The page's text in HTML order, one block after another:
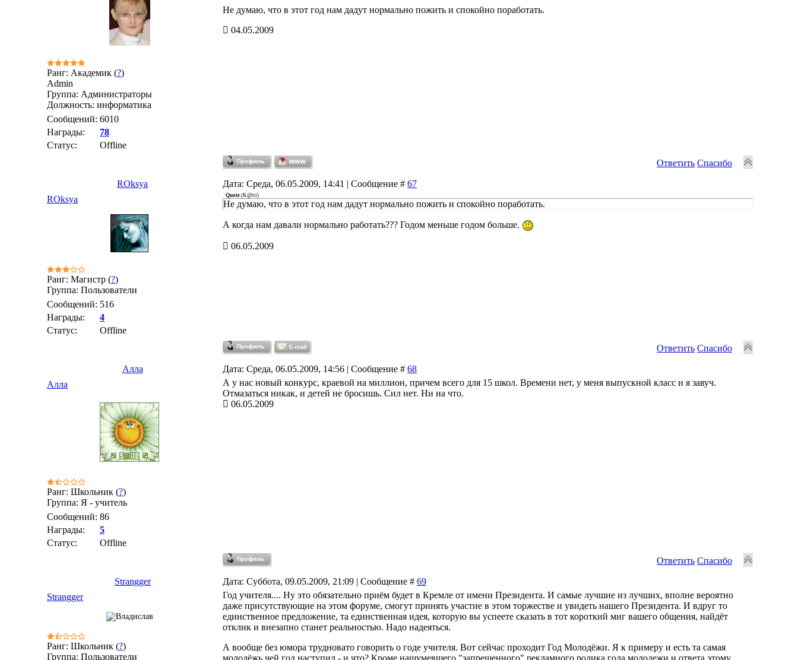
Ранг: Академик (?)
Admin
Группа: Администраторы
Должность: информатика
Сообщений: 6010
Награды:
78
Статус:
Offline
Не думаю, что в этот год нам дадут нормально пожить и спокойно поработать.
04.05.2009
Ответить Спасибо
ROksya Дата: Среда, 06.05.2009, 14:41 | Сообщение # 67
ROksya
Ранг: Магистр (?)
Группа: Пользователи
Сообщений: 516
Награды:
4
Статус:
Offline
Quote (K@tti)
Не думаю, что в этот год нам дадут нормально пожить и спокойно поработать.
А когда нам давали нормально работать??? Годом меньше годом больше.
06.05.2009
Ответить Спасибо
Алла Дата: Среда, 06.05.2009, 14:56 | Сообщение # 68
Алла
Ранг: Школьник (?)
Группа: Я - учитель
Сообщений: 86
Награды:
5
Статус:
Offline
А у нас новый конкурс, краевой на миллион, причем всего для 15 школ. Времени нет, у меня выпускной класс и я завуч.
Отмазаться никак, и детей не бросишь. Сил нет. Ни на что.
06.05.2009
Ответить Спасибо
Strangger Дата: Суббота, 09.05.2009, 21:09 | Сообщение # 69
Strangger
Ранг: Школьник (?)
Группа: Пользователи
Год учителя.... Ну это обязательно приём будет в Кремле от имени Президента. И самые лучшие из лучших, вполне вероятно
даже присутствующие на этом форуме, смогут принять участие в этом торжестве и увидеть нашего Президента. И вдруг то
единственное предложение, та единственная идея, которую вы успеете сказать в тот короткий миг вашего общения, найдёт
отклик и внезапно станет реальностью. Надо надеяться.
А вообще без юмора трудновато говорить о годе учителя. Вот сейчас проходит Год Молодёжи. Я к примеру и есть та самая
молодёжь чей год наступил - и что? Кроме нашумевшего "запрещенного" рекламного ролика года молодежи и ответа этому